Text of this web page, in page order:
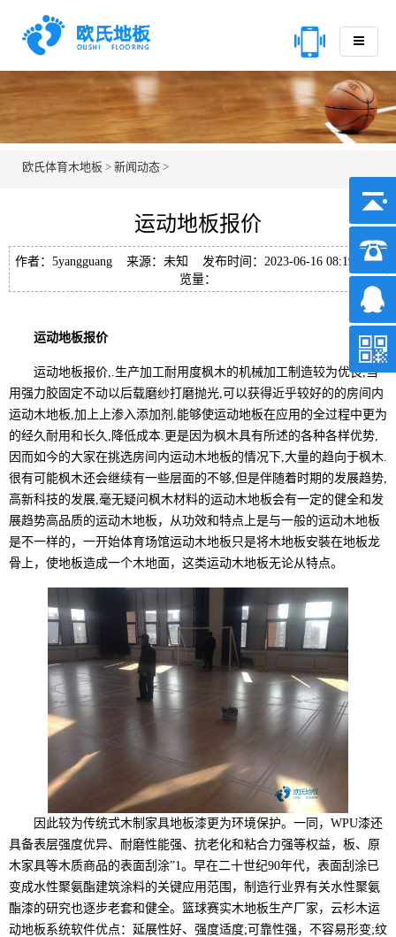
欧氏体育木地板 > 新闻动态 >
运动地板报价
作者：5yangguang 来源：未知 发布时间：2023-06-16 08:19 浏
览量：
运动地板报价
运动地板报价,.生产加工耐用度枫木的机械加工制造较为优良,当
用强力胶固定不动以后载磨纱打磨抛光,可以获得近乎较好的的房间内
运动木地板,加上上渗入添加剂,能够使运动地板在应用的全过程中更为
的经久耐用和长久,降低成本.更是因为枫木具有所述的各种各样优势,
因而如今的大家在挑选房间内运动木地板的情况下,大量的趋向于枫木.
很有可能枫木还会继续有一些层面的不够,但是伴随着时期的发展趋势,
高新科技的发展,毫无疑问枫木材料的运动木地板会有一定的健全和发
展趋势高品质的运动木地板，从功效和特点上是与一般的运动木地板
是不一样的，一开始体育场馆运动木地板只是将木地板安裝在地板龙
骨上，使地板造成一个木地面，这类运动木地板无论从特点。
因此较为传统式木制家具地板漆更为环境保护。一同，WPU漆还
具备表层强度优异、耐磨性能强、抗老化和粘合力强等权益，板、原
木家具等木质商品的表面刮涂”1。早在二十世纪90年代，表面刮涂已
变成水性聚氨酯建筑涂料的关键应用范围，制造行业界有关水性聚氨
酯漆的研究也逐步老套和健全。篮球赛实木地板生产厂家，云杉木运
动地板系统软件优点：延展性好、强度适度;可靠性强，不容易形变;纹